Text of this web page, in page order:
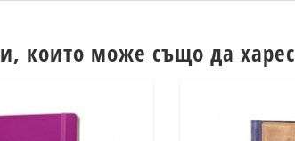
които може също да